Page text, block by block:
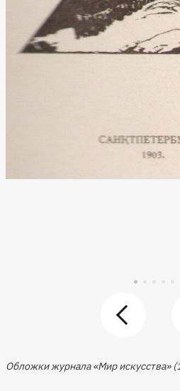
Обложки журнала «Мир искусства»